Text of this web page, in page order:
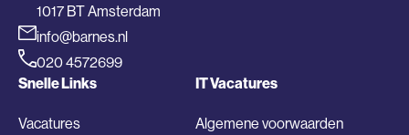
1017 BT Amsterdam
info@barnes.nl
020 4572699
Snelle Links
Vacatures
IT Vacatures
Algemene voorwaarden